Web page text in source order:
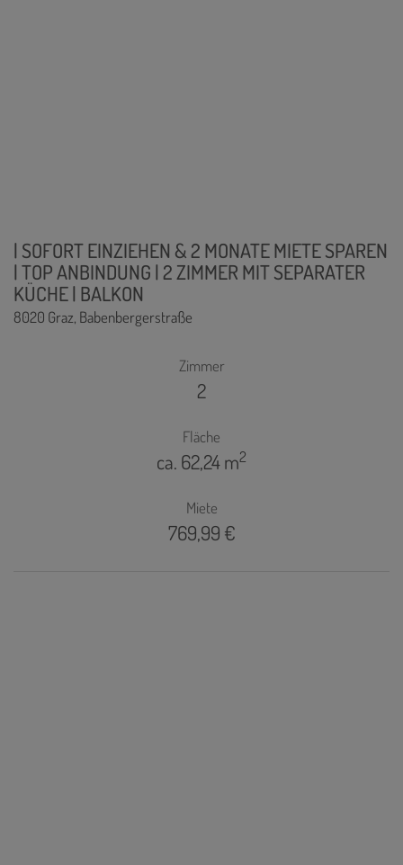
| SOFORT EINZIEHEN & 2 MONATE MIETE SPAREN
| TOP ANBINDUNG | 2 ZIMMER MIT SEPARATER
KÜCHE | BALKON
8020 Graz, Babenbergerstraße
Zimmer
2
Fläche
ca. 62,24 m2
Miete
769,99 €